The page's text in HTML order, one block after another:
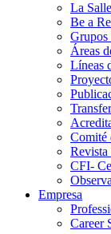
La
Be a
Grupos
Áreas
Líneas
Comité
Revista
CFI-
Empresa
Career